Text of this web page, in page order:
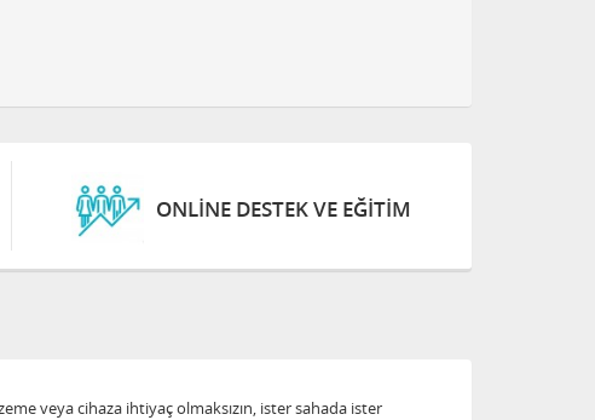
ONLINE DESTEK VE EĞITIM
veya cihaza ihtiyaç olmaksızın, ister sahada ister